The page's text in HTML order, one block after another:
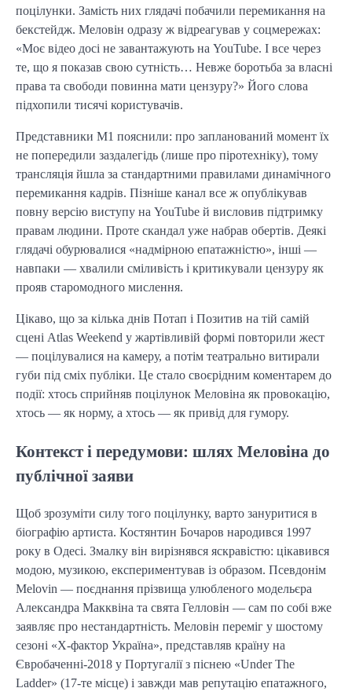
поцілунки. Замість них глядачі побачили перемикання на
бекстейдж. Меловін одразу ж відреагував у соцмережах:
«Моє відео досі не завантажують на YouTube. І все через
те, що я показав свою сутність… Невже боротьба за власні
права та свободи повинна мати цензуру?» Його слова
підхопили тисячі користувачів.
Представники М1 пояснили: про запланований момент їх
не попередили заздалегідь (лише про піротехніку), тому
трансляція йшла за стандартними правилами динамічного
перемикання кадрів. Пізніше канал все ж опублікував
повну версію виступу на YouTube й висловив підтримку
правам людини. Проте скандал уже набрав обертів. Деякі
глядачі обурювалися «надмірною епатажністю», інші —
навпаки — хвалили сміливість і критикували цензуру як
прояв старомодного мислення.
Цікаво, що за кілька днів Потап і Позитив на тій самій
сцені Atlas Weekend у жартівливій формі повторили жест
— поцілувалися на камеру, а потім театрально витирали
губи під сміх публіки. Це стало своєрідним коментарем до
події: хтось сприйняв поцілунок Меловіна як провокацію,
хтось — як норму, а хтось — як привід для гумору.
Контекст і передумови: шлях Меловіна до
публічної заяви
Щоб зрозуміти силу того поцілунку, варто зануритися в
біографію артиста. Костянтин Бочаров народився 1997
року в Одесі. Змалку він вирізнявся яскравістю: цікавився
модою, музикою, експериментував із образом. Псевдонім
Melovin — поєднання прізвища улюбленого модельєра
Александра Макквіна та свята Гелловін — сам по собі вже
заявляє про нестандартність. Меловін переміг у шостому
сезоні «Х-фактор Україна», представляв країну на
Євробаченні-2018 у Португалії з піснею «Under The
Ladder» (17-те місце) і завжди мав репутацію епатажного,